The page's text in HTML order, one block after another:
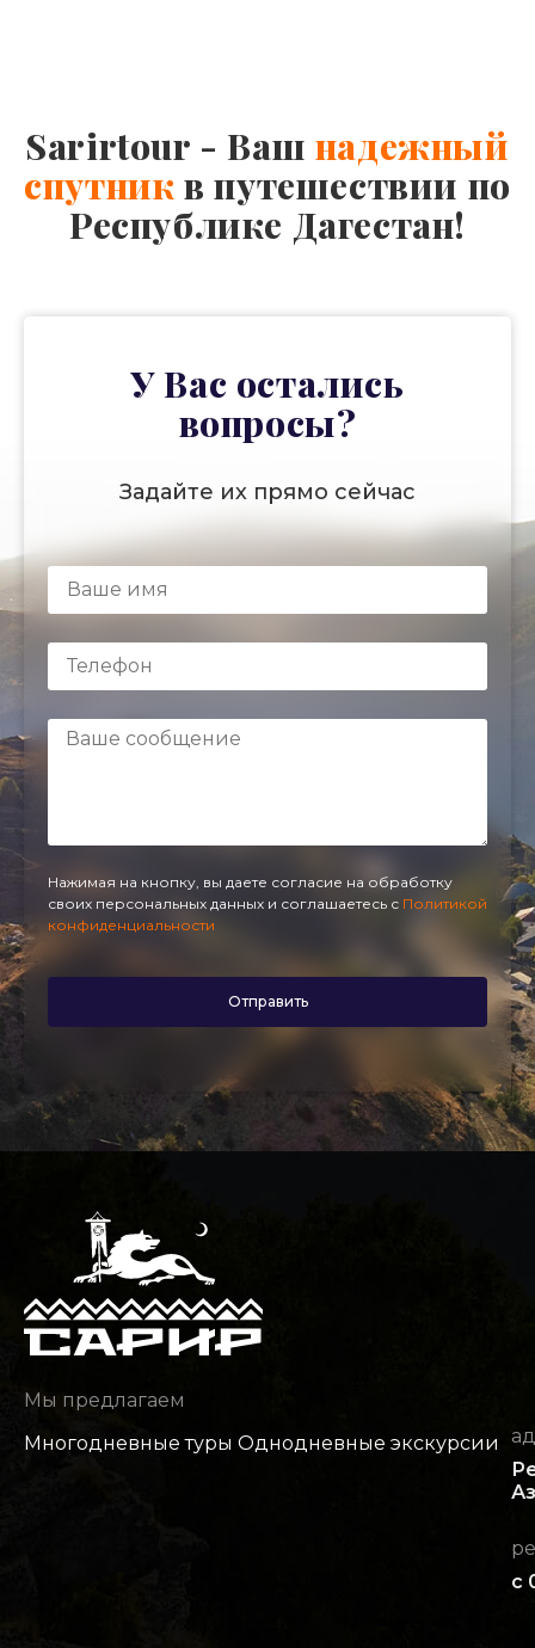
Sarirtour - Ваш надежный
спутник в путешествии по
Республике Дагестан!
У Вас остались
вопросы?
Задайте их прямо сейчас
Нажимая на кнопку, вы даете согласие на обработку
своих персональных данных и соглашаетесь с Политикой
конфиденциальности
Мы предлагаем
Многодневные туры Однодневные экскурсии
с